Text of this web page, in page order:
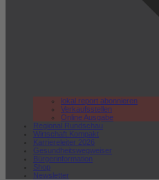
lokal.report abonnieren
Verkaufsstellen
Online Ausgabe
Regional Rundschau
Wirtschaft.Kompakt
Karriereleiter 2026
Gesundheitswegweiser
Bürgerinformation
Shop
Newsletter